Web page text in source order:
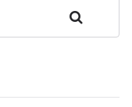
Rechercher